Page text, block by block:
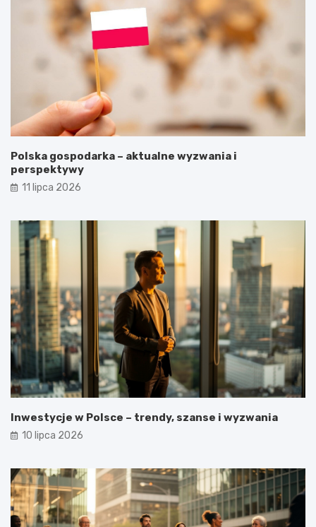
Polska gospodarka – aktualne wyzwania i
perspektywy
11 lipca 2026
Inwestycje w Polsce – trendy, szanse i wyzwania
10 lipca 2026